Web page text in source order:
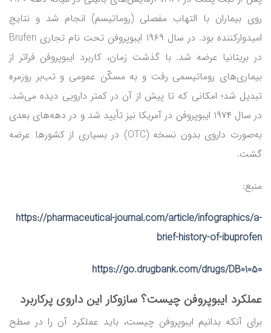
روی بیماران با التهاب مفصلی (روماتیسم) انجام شد و نتایج
امیدوارکننده بود. در سال ۱۹۶۹ ایبوپروفن تحت نام تجاری Brufen
در بریتانیا عرضه شد. با گذشت زمان، کاربرد ایبوپروفن فراتر از
بیماری‌های روماتیسمی رفت و به مسکّن عمومی و تب‌بر روزمره
تبدیل شد؛ امکانی که تا پیش از آن در کمتر دارویی دیده می‌شد.
در سال ۱۹۷۴ ایبوپروفن در آمریکا نیز تأیید شد و در دهه‌های بعدی
به‌صورت داروی بدون نسخه (OTC) در بسیاری از کشورها عرضه
گشت.
منبع:
https://pharmaceutical-journal.com/article/infographics/a-
brief-history-of-ibuprofen
https://go.drugbank.com/drugs/DB01050
عملکرد ایبوپروفن چیست؟ سازوکار این داروی پرکاربرد
برای آنکه بدانیم ایبوپروفن چیست، باید عملکرد آن را در سطح